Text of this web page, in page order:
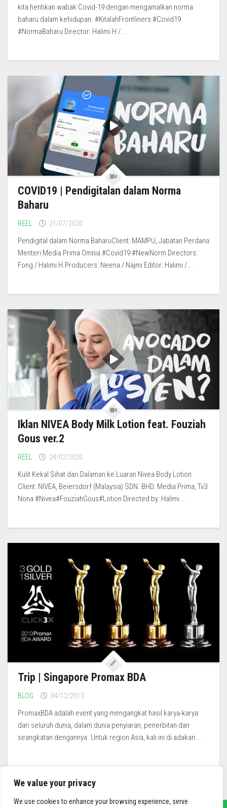
We value your privacy
We use cookies to enhance your browsing experience, serve
kita hentikan wabak Covid-19 dengan mengamalkan norma
baharu dalam kehidupan. #KitalahFrontliners #Covid19
#NormaBaharu Director: Halimi H /...
COVID19 | Pendigitalan dalam Norma
Baharu
REEL 21/07/2020
Pendigital dalam Norma BaharuClient: MAMPU, Jabatan Perdana
Menteri Media Prima Omnia #Covid19 #NewNorm Directors:
Fong / Halimi H.Producers: Neena / Najmi Editor: Halimi /...
Iklan NIVEA Body Milk Lotion feat. Fouziah
Gous ver.2
REEL 24/02/2020
Kulit Kekal Sihat dari Dalaman ke Luaran Nivea Body Lotion
Client: NIVEA, Beiersdorf (Malaysia) SDN. BHD. Media Prima, Tv3
Nona #Nivea#FouziahGous#Lotion Directed by: Halimi...
Trip | Singapore Promax BDA
BLOG 04/12/2013
PromaxBDA adalah event yang mengangkat hasil karya-karya
dari seluruh dunia, dalam dunia penyiaran, penerbitan dan
seangkatan dengannya. Untuk region Asia, kali ini di adakan...